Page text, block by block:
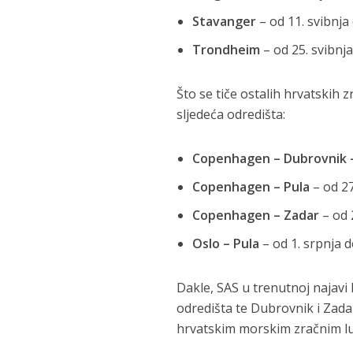
Stavanger – od 11.
Trondheim – od 25.
Što se tiče ostalih hrvatskih
sljedeća odredišta:
Copenhagen – Dubrovnik
Copenhagen – Pula – od
Copenhagen – Zadar – od
Oslo – Pula – od 1. srpnja
Dakle, SAS u trenutnoj
odredišta te Dubrovnik i
hrvatskim morskim zračnim